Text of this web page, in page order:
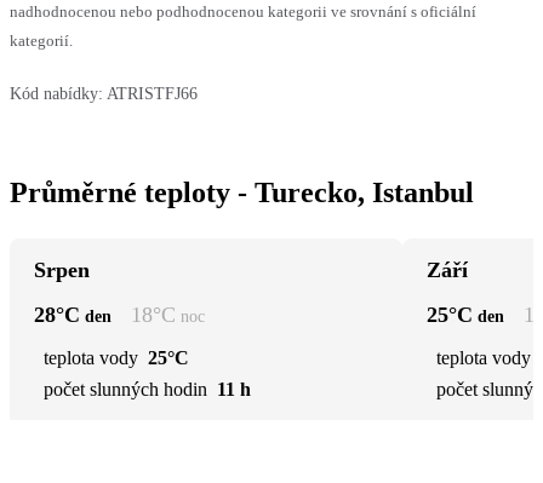
nadhodnocenou nebo podhodnocenou kategorii ve srovnání s oficiální
kategorií.
Kód nabídky: ATRISTFJ66
Průměrné teploty - Turecko, Istanbul
Srpen
28°C den 18°C noc
teplota vody 25°C
počet slunných hodin 11 h
Září
25°C den
teplota vody
počet